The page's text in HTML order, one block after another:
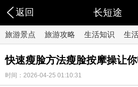
返回 长短途
旅游景点 旅游攻略 生活知识 生
快速瘦脸方法瘦脸按摩操让
时间：2026-04-25 01:10:31